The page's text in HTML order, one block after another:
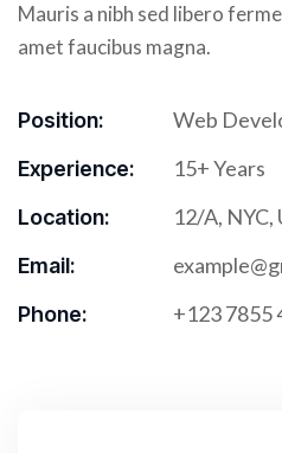
Mauris a nibh sed libero
amet faucibus magna.
Position: Web
Experience: 15+ Years
Location: 12/A, NYC,
Email:
Phone: +123 7855